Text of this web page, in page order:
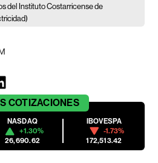
del Instituto Costarricense de
COTIZACIONES
NASDAQ
+1.30%
26,690.62
IBOVESPA
-1.73%
172,513.42